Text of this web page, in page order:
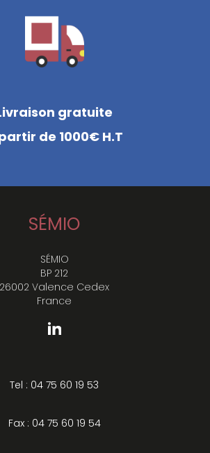
gratuite
de 1000€ H.T
SÉMIO
SÉMIO
BP 212
26002 Valence Cedex
France
Tel : 04 75 60 19 53
Fax : 04 75 60 19 54